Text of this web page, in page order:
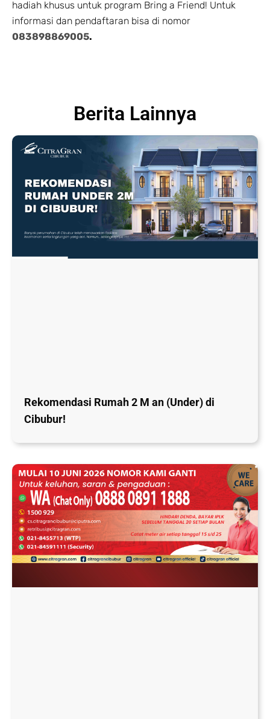
hadiah khusus untuk program Bring a Friend! Untuk
informasi dan pendaftaran bisa di nomor
083898869005.
Berita Lainnya
Rekomendasi Rumah 2 M an (Under) di
Cibubur!